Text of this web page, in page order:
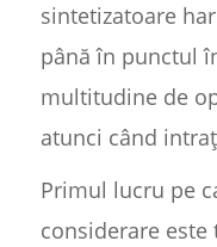
sintetizatoare
până în punctul
multitudine de
atunci când
Primul lucru pe
considerare